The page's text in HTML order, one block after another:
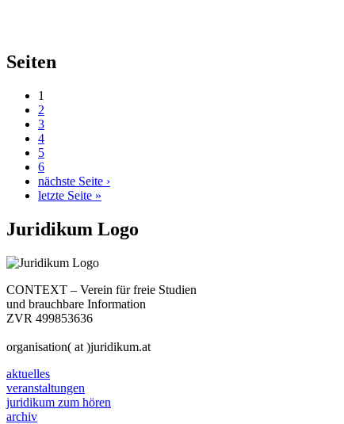
Seiten
1
2
3
4
5
6
nächste Seite ›
letzte Seite »
Juridikum Logo
CONTEXT – Verein für freie Studien
und brauchbare Information
ZVR 499853636
organisation( at )juridikum.at
aktuelles
veranstaltungen
juridikum zum hören
archiv